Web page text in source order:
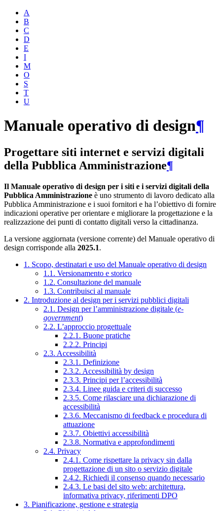
A
B
C
D
E
I
M
O
S
T
U
Manuale operativo di design¶
Progettare siti internet e servizi digitali
della Pubblica Amministrazione¶
Il Manuale operativo di design per i siti e i servizi digitali della
Pubblica Amministrazione è uno strumento di lavoro dedicato alla
Pubblica Amministrazione e i suoi fornitori e ha l’obiettivo di fornire
indicazioni operative per orientare e migliorare la progettazione e la
realizzazione dei punti di contatto digitali verso la cittadinanza.
La versione aggiornata (versione corrente) del Manuale operativo di
design corrisponde alla 2025.1.
1. Scopo, destinatari e uso del Manuale operativo di design
1.1. Versionamento e storico
1.2. Consultazione del manuale
1.3. Contribuisci al manuale
2. Introduzione al design per i servizi pubblici digitali
2.1. Design per l’amministrazione digitale (e-
government)
2.2. L’approccio progettuale
2.2.1. Buone pratiche
2.2.2. Principi
2.3. Accessibilità
2.3.1. Definizione
2.3.2. Accessibilità by design
2.3.3. Principi per l’accessibilità
2.3.4. Linee guida e criteri di successo
2.3.5. Come rilasciare una dichiarazione di
accessibilità
2.3.6. Meccanismo di feedback e procedura di
attuazione
2.3.7. Obiettivi accessibilità
2.3.8. Normativa e approfondimenti
2.4. Privacy
2.4.1. Come rispettare la privacy sin dalla
progettazione di un sito o servizio digitale
2.4.2. Richiedi il consenso quando necessario
2.4.3. Le basi del sito web: architettura,
informativa privacy, riferimenti DPO
3. Pianificazione, gestione e strategia